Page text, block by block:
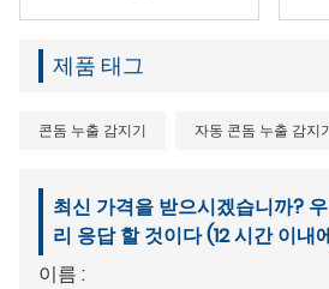
제품 태그
콘돔 누출 감지기 자동 콘돔 누출 감지
최신 가격을 받으시겠습니까?
리 응답 할 것이다 (12 시간 이내
이름 :